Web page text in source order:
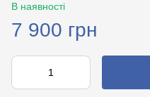
В наявності
7 900 грн